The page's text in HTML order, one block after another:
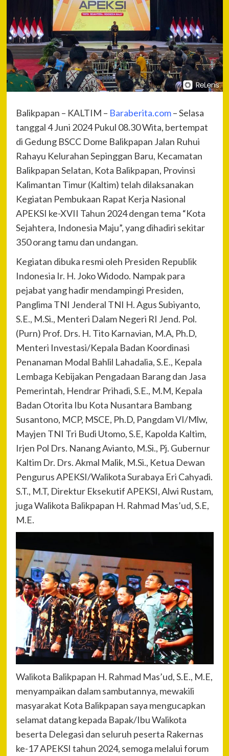
Balikpapan – KALTIM – Baraberita.com– Selasa
tanggal 4 Juni 2024 Pukul 08.30 Wita, bertempat
di Gedung BSCC Dome Balikpapan Jalan Ruhui
Rahayu Kelurahan Sepinggan Baru, Kecamatan
Balikpapan Selatan, Kota Balikpapan, Provinsi
Kalimantan Timur (Kaltim) telah dilaksanakan
Kegiatan Pembukaan Rapat Kerja Nasional
APEKSI ke-XVII Tahun 2024 dengan tema “Kota
Sejahtera, Indonesia Maju”, yang dihadiri sekitar
350 orang tamu dan undangan.
Kegiatan dibuka resmi oleh Presiden Republik
Indonesia Ir. H. Joko Widodo. Nampak para
pejabat yang hadir mendampingi Presiden,
Panglima TNI Jenderal TNI H. Agus Subiyanto,
S.E., M.Si., Menteri Dalam Negeri RI Jend. Pol.
(Purn) Prof. Drs. H. Tito Karnavian, M.A, Ph.D,
Menteri Investasi/Kepala Badan Koordinasi
Penanaman Modal Bahlil Lahadalia, S.E., Kepala
Lembaga Kebijakan Pengadaan Barang dan Jasa
Pemerintah, Hendrar Prihadi, S.E., M.M, Kepala
Badan Otorita Ibu Kota Nusantara Bambang
Susantono, MCP, MSCE, Ph.D, Pangdam VI/Mlw,
Mayjen TNI Tri Budi Utomo, S.E, Kapolda Kaltim,
Irjen Pol Drs. Nanang Avianto, M.Si., Pj. Gubernur
Kaltim Dr. Drs. Akmal Malik, M.Si., Ketua Dewan
Pengurus APEKSI/Walikota Surabaya Eri Cahyadi.
S.T., M.T, Direktur Eksekutif APEKSI, Alwi Rustam,
juga Walikota Balikpapan H. Rahmad Mas’ud, S.E,
M.E.
Walikota Balikpapan H. Rahmad Mas’ud, S.E., M.E,
menyampaikan dalam sambutannya, mewakili
masyarakat Kota Balikpapan saya mengucapkan
selamat datang kepada Bapak/Ibu Walikota
beserta Delegasi dan seluruh peserta Rakernas
ke-17 APEKSI tahun 2024, semoga melalui forum